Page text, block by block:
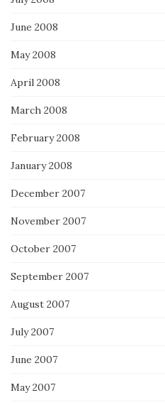
June 2008
May 2008
April 2008
March 2008
February 2008
January 2008
December 2007
November 2007
October 2007
September 2007
August 2007
July 2007
June 2007
May 2007